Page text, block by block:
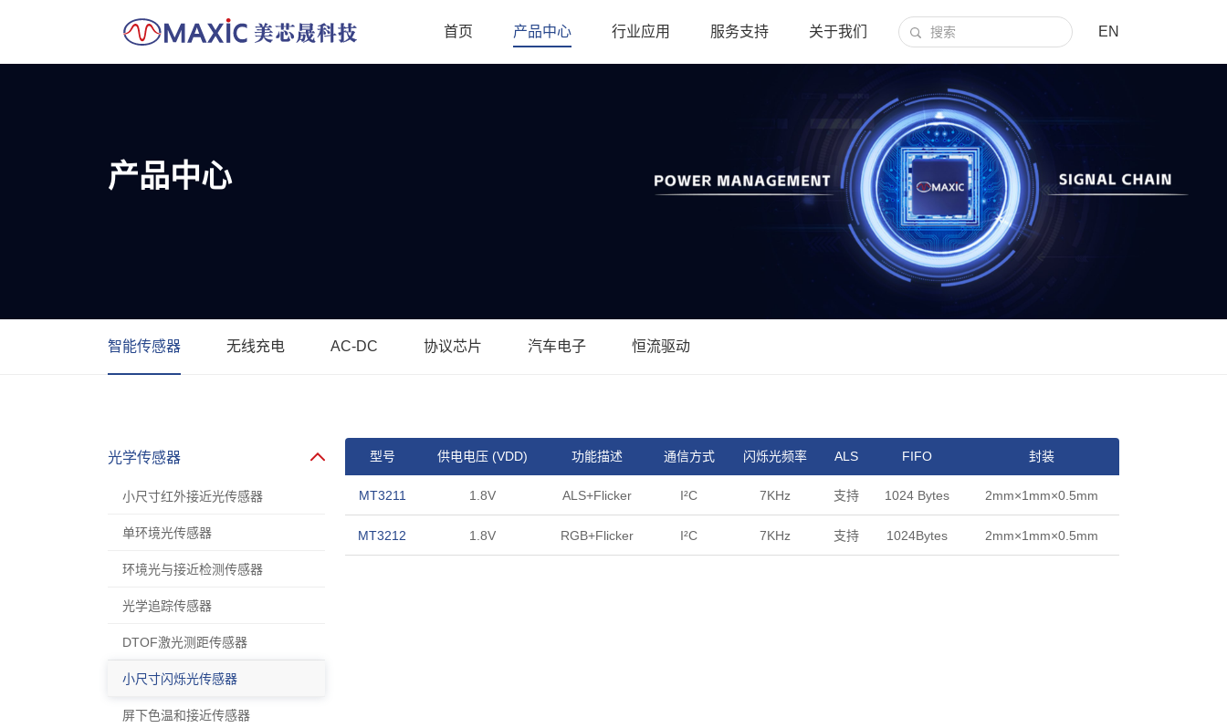
首页 产品中心 行业应用 服务支持 关于我们 EN
产品中心
智能传感器 无线充电 AC-DC 协议芯片 汽车电子 恒流驱动
光学传感器
小尺寸红外接近光传感器
单环境光传感器
环境光与接近检测传感器
光学追踪传感器
DTOF激光测距传感器
小尺寸闪烁光传感器
屏下色温和接近传感器
型号 供电电压 (VDD) 功能描述 通信方式 闪烁光频率 ALS FIFO 封装
MT3211 1.8V ALS+Flicker I²C 7KHz 支持 1024 Bytes 2mm×1mm×0.5mm
MT3212 1.8V RGB+Flicker I²C 7KHz 支持 1024Bytes 2mm×1mm×0.5mm